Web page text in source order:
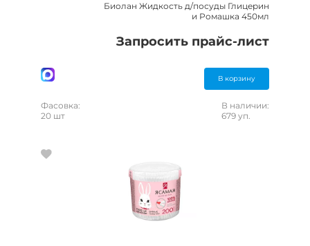
Биолан Жидкость д/посуды Глицерин
и Ромашка 450мл
Запросить прайс-лист
В корзину
Фасовка:
20 шт
В наличии:
679 уп.